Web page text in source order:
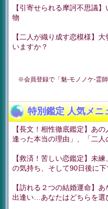
【引寄せられる摩訶不思議
物
【二人が織り成す恋模様】
いますか？
※会員登録で「魅-モノノケ-霊
特別鑑定 人気メニ
【長文！相性徹底鑑定】あ
逢った本当の理由」、「二人
【救済！苦しい恋鑑定】未
の気持ち、そして90日後に下
【訪れる２つの結婚運命】
出逢い…あなたはどちらを選